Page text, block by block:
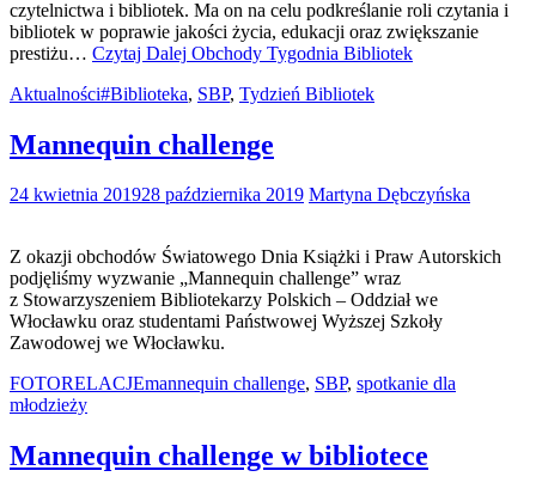
czytelnictwa i bibliotek. Ma on na celu podkreślanie roli czytania i
bibliotek w poprawie jakości życia, edukacji oraz zwiększanie
prestiżu… Czytaj Dalej Obchody Tygodnia Bibliotek
Aktualności#Biblioteka, SBP, Tydzień Bibliotek
Mannequin challenge
24 kwietnia 201928 października 2019 Martyna Dębczyńska
Z okazji obchodów Światowego Dnia Książki i Praw Autorskich
podjęliśmy wyzwanie „Mannequin challenge” wraz
z Stowarzyszeniem Bibliotekarzy Polskich – Oddział we
Włocławku oraz studentami Państwowej Wyższej Szkoły
Zawodowej we Włocławku.
FOTORELACJEmannequin challenge, SBP, spotkanie dla
młodzieży
Mannequin challenge w bibliotece